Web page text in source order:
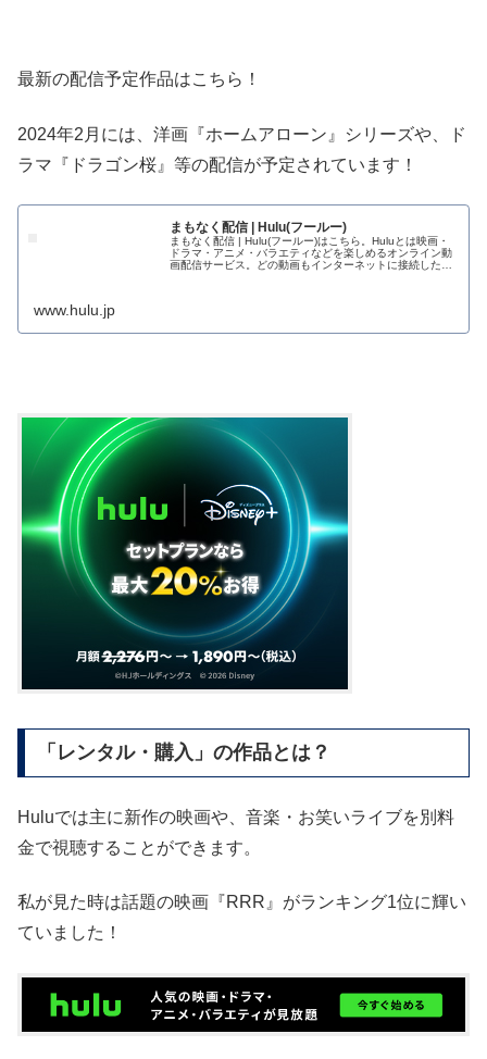
最新の配信予定作品はこちら！
2024年2月には、洋画『ホームアローン』シリーズや、ド
ラマ『ドラゴン桜』等の配信が予定されています！
まもなく配信 | Hulu(フールー)
まもなく配信 | Hulu(フールー)はこちら。Huluとは映画・
ドラマ・アニメ・バラエティなどを楽しめるオンライン動
画配信サービス。どの動画もインターネットに接続したテ
www.hulu.jp
「レンタル・購入」の作品とは？
Huluでは主に新作の映画や、音楽・お笑いライブを別料
金で視聴することができます。
私が見た時は話題の映画『RRR』がランキング1位に輝い
ていました！